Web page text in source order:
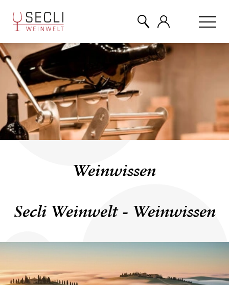
Weinwissen
Secli Weinwelt - Weinwissen
WEINE
CHAMPAGNER
& MEHR